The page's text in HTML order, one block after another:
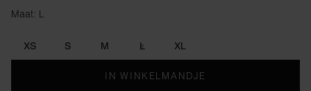
Maat: L
XS S M L XL
IN WINKELMANDJE